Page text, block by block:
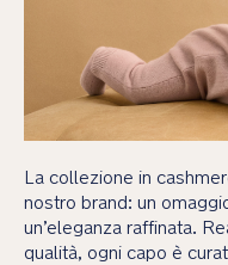
La collezione in
nostro brand: un
un’eleganza raffinata.
qualità, ogni capo è